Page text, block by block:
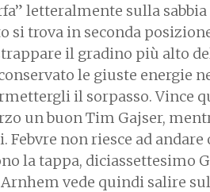
letteralmente sulla
trova in seconda
il gradino più alto
le giuste energie
il sorpasso. Vince
un buon Tim Gajser,
non riesce ad andare
la tappa, diciassettesimo
vede quindi salire